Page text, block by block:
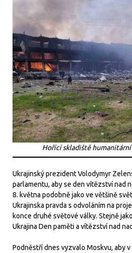
Hořící skladiště
Ukrajinský prezident Volodymyr
parlamentu, aby se den vítězství nad
8. května podobně jako ve většině
Ukrajinska pravda s odvoláním na
konce druhé světové války. Stejně
Ukrajina Den paměti a vítězství nad
Podněstří dnes vyzvalo Moskvu, aby